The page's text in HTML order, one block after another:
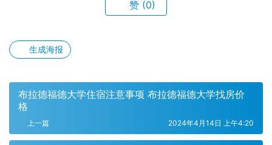
赞 (0)
生成海报
布拉德福德大学住宿注意事项 布拉德福德大学找房价
格
上一篇 2024年4月14日 上午4:20